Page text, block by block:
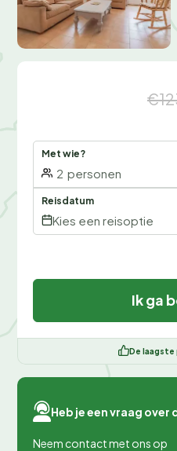
Met wie?
2 personen
Reisdatum
Kies een reisoptie
Ik ga
De laagste
Heb je een vraag
Neem contact met ons op